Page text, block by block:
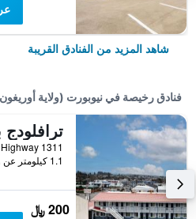
شاهد المزيد من الفنادق القريبة
فنادق رخيصة في نيوبورت (ولاية
1.1 كيلومتر عن وسط المدينة
200 ﷼